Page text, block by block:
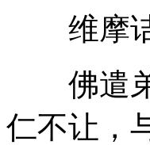
维摩诘
佛遣弟
仁不让，